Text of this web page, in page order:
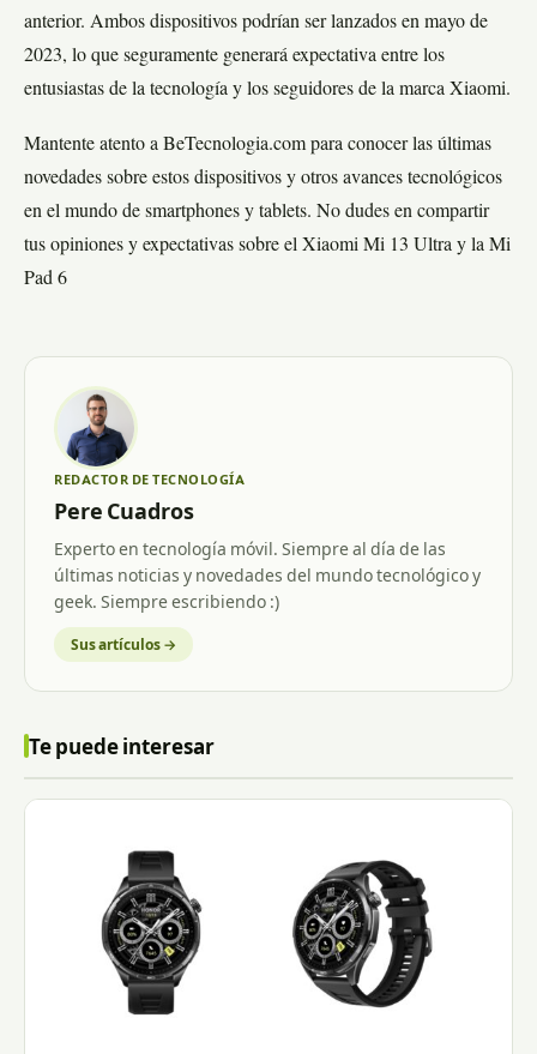
anterior. Ambos dispositivos podrían ser lanzados en mayo de
2023, lo que seguramente generará expectativa entre los
entusiastas de la tecnología y los seguidores de la marca Xiaomi.
Mantente atento a BeTecnologia.com para conocer las últimas
novedades sobre estos dispositivos y otros avances tecnológicos
en el mundo de smartphones y tablets. No dudes en compartir
tus opiniones y expectativas sobre el Xiaomi Mi 13 Ultra y la Mi
Pad 6
REDACTOR DE TECNOLOGÍA
Pere Cuadros
Experto en tecnología móvil. Siempre al día de las
últimas noticias y novedades del mundo tecnológico y
geek. Siempre escribiendo :)
Sus artículos →
Te puede interesar